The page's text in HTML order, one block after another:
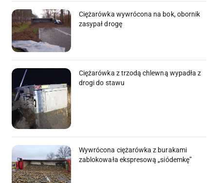
Ciężarówka wywrócona na bok, obornik
zasypał drogę
Ciężarówka z trzodą chlewną wypadła z
drogi do stawu
Wywrócona ciężarówka z burakami
zablokowała ekspresową „siódemkę”